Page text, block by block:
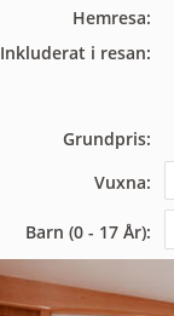
Hemresa:
Inkluderat i resan:
Grundpris:
Vuxna:
Barn (0 - 17 År):